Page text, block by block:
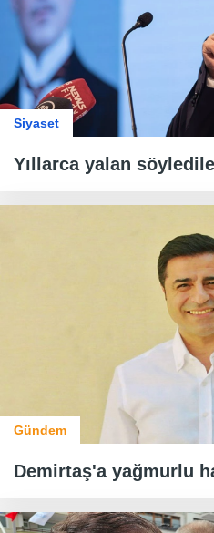
Siyaset
Yıllarca yalan
Gündem
Demirtaş'a yağmurlu